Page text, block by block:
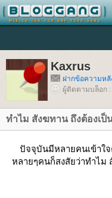
Kaxrus
ฝากข้อความหลั
ผู้ติดตามบล็อก
ทำไม สังฆทาน ถึงต้องเป็
ปัจจุบันมีหลายคนเข้าใ
หลายๆคนก็สงสัยว่าทำไม